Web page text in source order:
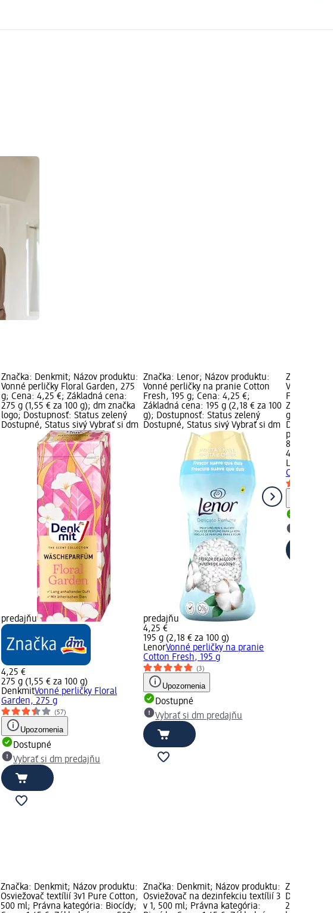
Značka: Denkmit; Názov produktu:
Vonné perličky Floral Garden, 275
g; Cena: 4,25 €; Základná cena:
275 g (1,55 € za 100 g); dm značka
logo; Dostupnosť: Status zelený
Dostupné, Status sivý Vybrať si dm
predajňu
4,25 €
275 g (1,55 € za 100 g)
DenkmitVonné perličky Floral
Garden, 275 g
(57)
Upozornenia
Dostupné
Vybrať si dm predajňu
Značka: Lenor; Názov produktu:
Vonné perličky na pranie Cotton
Fresh, 195 g; Cena: 4,25 €;
Základná cena: 195 g (2,18 € za 100
g); Dostupnosť: Status zelený
Dostupné, Status sivý Vybrať si dm
predajňu
4,25 €
195 g (2,18 € za 100 g)
LenorVonné perličky na pranie
Cotton Fresh, 195 g
(3)
Upozornenia
Dostupné
Vybrať si dm predajňu
Značka:
Vonné
Fresh, 495
Základná
g);
Dostupné,
predajňu
8,95 €
495 g (1,81
Lenor
Cotton
Značka: Denkmit; Názov produktu:
Osviežovač textílií 3v1 Pure Cotton,
500 ml; Právna kategória: Biocídy;
Značka: Denkmit; Názov produktu:
Osviežovač na dezinfekciu textílií 3
v 1, 500 ml; Právna kategória:
Značka:
2 ks; Cena: